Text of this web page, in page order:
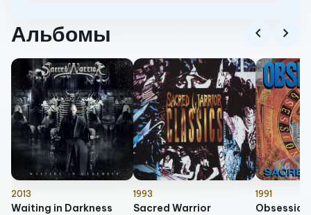
Альбомы chevron_left chevron_right
2013
Waiting in Darkness
1993
Sacred Warrior
1991